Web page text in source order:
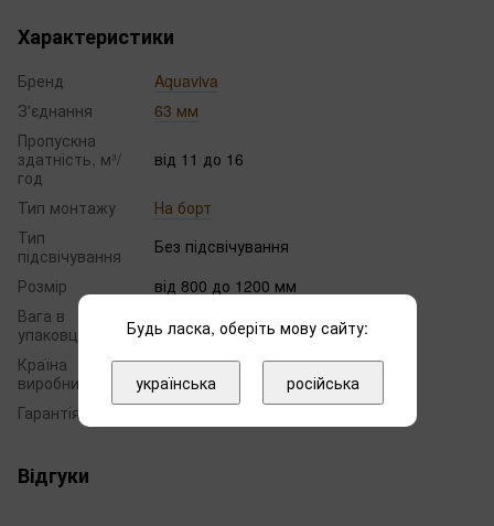
Характеристики
Бренд
Aquaviva
З'єднання
63 мм
Пропускна
здатність, м³/
год
від 11 до 16
Тип монтажу
На борт
Тип
підсвічування
Без підсвічування
Розмір
від 800 до 1200 мм
Вага в
упаковці, кг
30.00
Країна
виробник
Україна
Гарантія
12 місяців
Відгуки
Будь ласка, оберіть мову сайту:
українська російська